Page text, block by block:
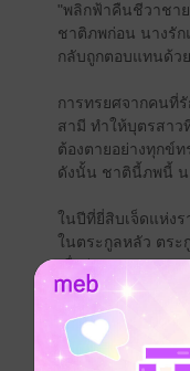
"พลิกฟ้าคืนชีวาชา
ชาติภพก่อน นางรัก
กลับถูกตอบแทนด้ว
การทรยศจากคนที่
สามี ทำให้บุตรสาว
ต้องตายอย่างทุกข์
ดังนั้น ชาตินี้ภพนี้ น
ในปีที่ยี่สิบเจ็ดแห่ง
ในตระกูลหลัว ตระ
เมื่อจู่ๆ คุณหนูนอกต
วันก็ลุกขึ้นมาจากโลง
และนับตั้งแต่นั้นเป็
นอกจากโรคที่ป่วย